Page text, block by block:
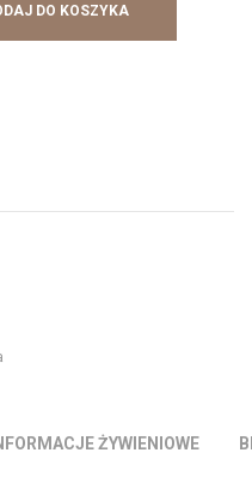
DO KOSZYKA
ŻYWIENIOWE